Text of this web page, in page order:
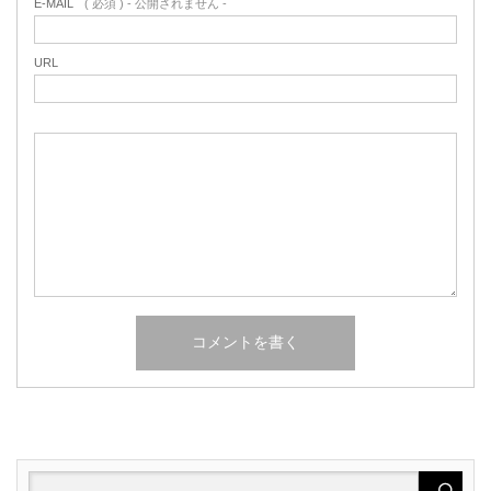
E-MAIL ( 必須 ) - 公開されません -
URL